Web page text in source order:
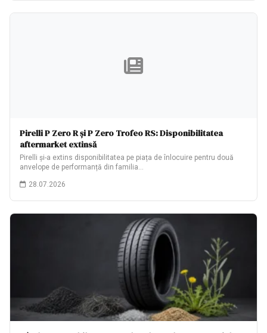
Pirelli P Zero R și P Zero Trofeo RS: Disponibilitatea
aftermarket extinsă
Pirelli și-a extins disponibilitatea pe piața de înlocuire pentru două
anvelope de performanță din familia…
28.07.2026